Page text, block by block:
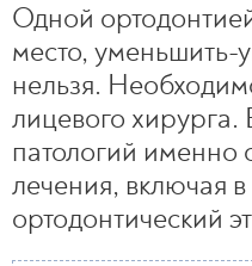
Одной
место, уменьшить-
нельзя.
лицевого
патологий именно
лечения, включая в
ортодонтический